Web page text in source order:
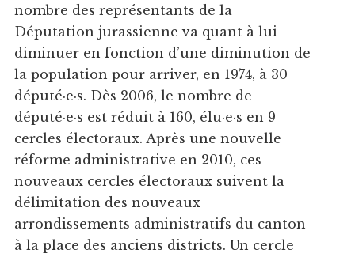
nombre des représentants de la
Députation jurassienne va quant à lui
diminuer en fonction d’une diminution de
la population pour arriver, en 1974, à 30
député·e·s. Dès 2006, le nombre de
député·e·s est réduit à 160, élu·e·s en 9
cercles électoraux. Après une nouvelle
réforme administrative en 2010, ces
nouveaux cercles électoraux suivent la
délimitation des nouveaux
arrondissements administratifs du canton
à la place des anciens districts. Un cercle